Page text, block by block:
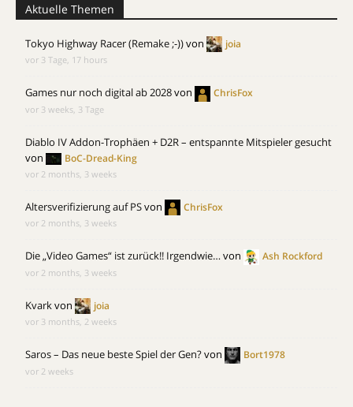
Aktuelle Themen
Tokyo Highway Racer (Remake ;-))von joia
vor 3 Tage, 17 hours
Games nur noch digital ab 2028von ChrisFox
vor 3 weeks, 3 Tage
Diablo IV Addon-Trophäen + D2R – entspannte Mitspieler gesucht
von
BoC-Dread-King
vor 2 months, 3 weeks
Altersverifizierung auf PSvon ChrisFox
vor 2 months, 3 weeks
Die „Video Games“ ist zurück!! Irgendwie…von Ash Rockford
vor 2 months, 3 weeks
Kvarkvon joia
vor 3 months, 2 weeks
Saros – Das neue beste Spiel der Gen?von Bort1978
vor 2 weeks